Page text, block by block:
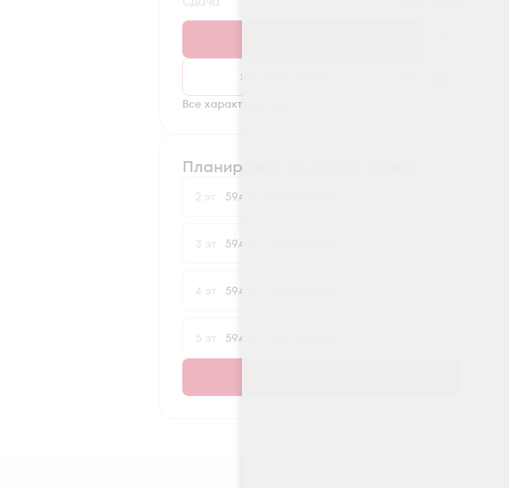
Заказать звонок
Все характеристики
Планировка на других этажах
2 эт. 59.4 м
3 эт. 59.4 м
4 эт. 59.4 м
5 эт. 59.4 м